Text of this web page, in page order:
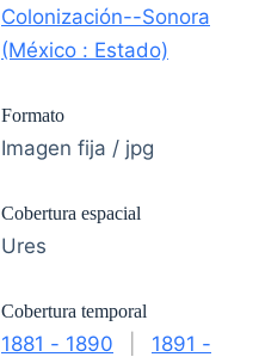
Colonización--Sonora
(México : Estado)
Formato
Imagen fija / jpg
Cobertura espacial
Ures
Cobertura temporal
1881 - 1890
1891 -